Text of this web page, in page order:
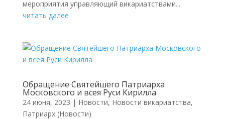
мероприятия управляющий викариатствами...
читать далее
Обращение Святейшего Патриарха
Московского и всея Руси Кирилла
24 июня, 2023 | Новости, Новости викариатства,
Патриарх (Новости)